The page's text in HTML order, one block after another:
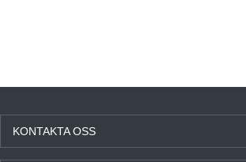
KONTAKTA OSS